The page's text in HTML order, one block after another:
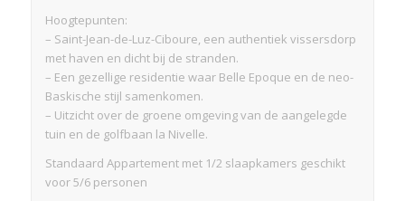
Hoogtepunten:
– Saint-Jean-de-Luz-Ciboure, een authentiek vissersdorp
met haven en dicht bij de stranden.
– Een gezellige residentie waar Belle Epoque en de neo-
Baskische stijl samenkomen.
– Uitzicht over de groene omgeving van de aangelegde
tuin en de golfbaan la Nivelle.
Standaard Appartement met 1/2 slaapkamers geschikt
voor 5/6 personen